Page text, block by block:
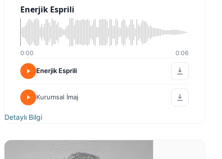
Enerjik Esprili
0:00 0:06
Enerjik Esprili
Kurumsal İmaj
Detaylı Bilgi